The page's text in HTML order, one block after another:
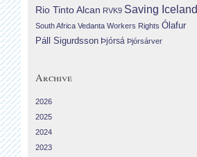
Rio Tinto Alcan RVK9 Saving Iceland
South Africa Vedanta Workers Rights Ólafur
Páll Sigurdsson Þjórsá Þjórsárver
Archive
2026
2025
2024
2023